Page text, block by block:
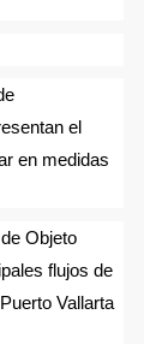
el
en medidas
Objeto
flujos de
Vallarta